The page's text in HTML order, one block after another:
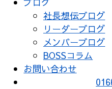
社長想伝ブログ
リーダーブログ
メンバーブログ
BOSSコラム
お問い合わせ